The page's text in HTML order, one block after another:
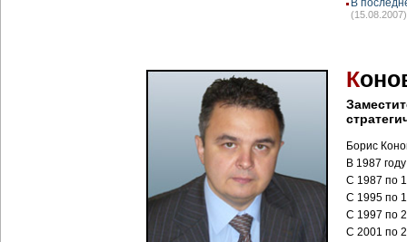
В
(15.08.2007)
К
Борис
В 1987
С 1987 по
С 1995 по
С 1997 по
С 2001 по